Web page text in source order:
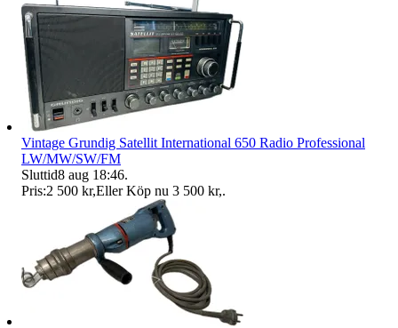
Vintage Grundig Satellit International 650 Radio Professional
LW/MW/SW/FM
Sluttid8 aug 18:46.
Pris:2 500 kr,Eller Köp nu 3 500 kr,.